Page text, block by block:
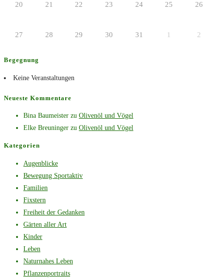
20 21 22 23 24 25 26
27 28 29 30 31 1 2
Begegnung
Keine Veranstaltungen
Neueste Kommentare
Bina Baumeister zu Olivenöl und Vögel
Elke Breuninger zu Olivenöl und Vögel
Kategorien
Augenblicke
Bewegung Sportaktiv
Familien
Fixstern
Freiheit der Gedanken
Gärten aller Art
Kinder
Leben
Naturnahes Leben
Pflanzenportraits